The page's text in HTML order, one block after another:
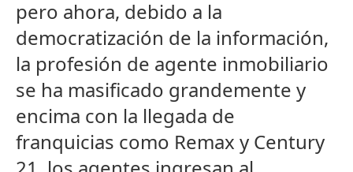
pero ahora, debido a la
democratización de la información,
la profesión de agente inmobiliario
se ha masificado grandemente y
encima con la llegada de
franquicias como Remax y Century